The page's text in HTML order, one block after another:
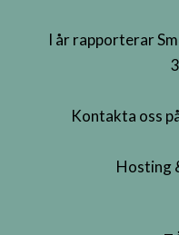
I år rapporterar
Kontakta oss
Hosting